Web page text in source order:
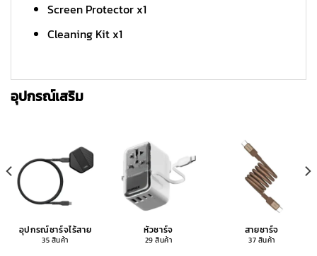
Screen Protector x1
Cleaning Kit x1
อุปกรณ์เสริม
อุปกรณ์ชาร์จไร้สาย
35 สินค้า
หัวชาร์จ
29 สินค้า
สายชาร์จ
37 สินค้า